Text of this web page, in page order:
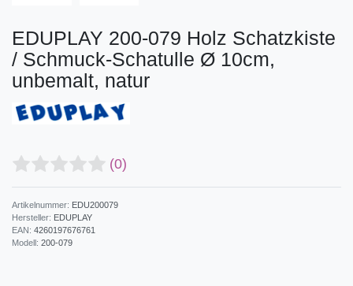
EDUPLAY 200-079 Holz Schatzkiste
/ Schmuck-Schatulle Ø 10cm,
unbemalt, natur
(0)
Artikelnummer: EDU200079
Hersteller: EDUPLAY
EAN: 4260197676761
Modell: 200-079